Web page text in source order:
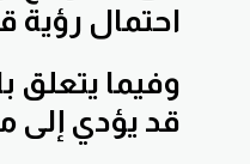
احتمال رؤية
وفيما يتعلق
قد يؤدي إلى